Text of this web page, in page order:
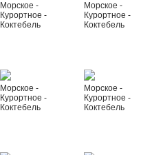
Морское -
Курортное -
Коктебель
Морское -
Курортное -
Коктебель
Морское -
Курортное -
Коктебель
Морское -
Курортное -
Коктебель